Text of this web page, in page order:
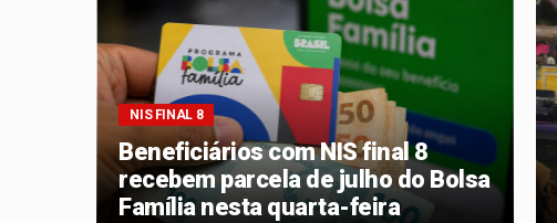
NIS FINAL 8
Beneficiários com NIS final 8
recebem parcela de julho do Bolsa
Família nesta quarta-feira